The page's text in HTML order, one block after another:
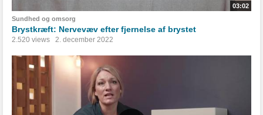
03:02
Sundhed og omsorg
Brystkræft: Nervevæv efter fjernelse af brystet
2.520 views 2. december 2022